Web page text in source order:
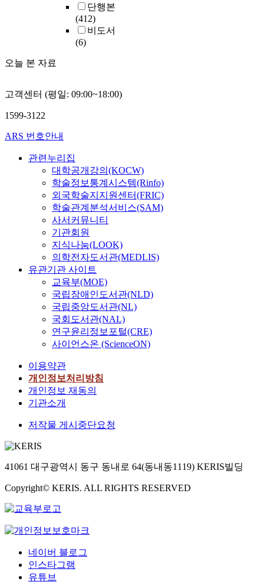
단행본
(412)
비도서
(6)
오늘 본 자료
고객센터 (평일: 09:00~18:00)
1599-3122
ARS 번호안내
관련누리집
대학공개강의(KOCW)
학술정보통계시스템(Rinfo)
외국학술지지원센터(FRIC)
학술관계분석서비스(SAM)
사서커뮤니티
기관회원
지식나눔(LOOK)
의학전자도서관(MEDLIS)
유관기관 사이트
교육부(MOE)
국립장애인도서관(NLD)
국립중앙도서관(NL)
국회도서관(NAL)
연구윤리정보포털(CRE)
사이언스온 (ScienceON)
이용약관
개인정보처리방침
개인정보 재동의
기관소개
저작물 게시중단요청
41061 대구광역시 동구 동내로 64(동내동1119) KERIS빌딩
Copyright© KERIS. ALL RIGHTS RESERVED
네이버 블로그
인스타그램
유튜브